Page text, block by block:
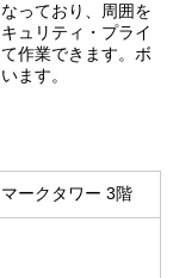
っており、周囲を
ュリティ・プライ
作業できます。ボ
ます。
ークタワー 3階